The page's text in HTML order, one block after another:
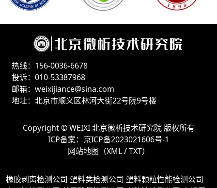
热线：156-0036-6678
投诉：010-53387968
邮箱：weixijiance@sina.com
地址：北京市顺义区林河大街22号院9号楼
Copyright ©WEIXI 北京微析技术研究院版权所有
ICP备案： 京ICP备2023021606号-1
网站地图（XML/TXT）
橡胶剥离检测公司 塑料类检测公司 塑料颗粒性能检测公司